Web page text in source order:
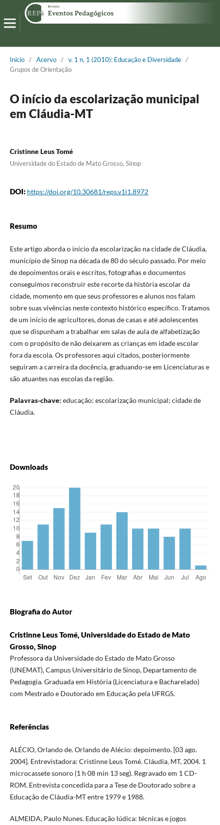
Início / Acervo / v. 1 n. 1 (2010): Educação e Diversidade /
Grupos de Orientação
O início da escolarização municipal
em Cláudia-MT
Cristinne Leus Tomé
Universidade do Estado de Mato Grosso, Sinop
DOI: https://doi.org/10.30681/reps.v1i1.8972
Resumo
Este artigo aborda o início da escolarização na cidade de Cláudia,
município de Sinop na década de 80 do século passado. Por meio
de depoimentos orais e escritos, fotografias e documentos
conseguimos reconstruir este recorte da história escolar da
cidade, momento em que seus professores e alunos nos falam
sobre suas vivências neste contexto histórico específico. Tratamos
de um início de agricultores, donas de casas e até adolescentes
que se dispunham a trabalhar em salas de aula de alfabetização
com o propósito de não deixarem as crianças em idade escolar
fora da escola. Os professores aqui citados, posteriormente
seguiram a carreira da docência, graduando-se em Licenciaturas e
são atuantes nas escolas da região.
Palavras-chave: educação; escolarização municipal; cidade de
Cláudia.
Downloads
Biografia do Autor
Cristinne Leus Tomé, Universidade do Estado de Mato
Grosso, Sinop
Professora da Universidade do Estado de Mato Grosso
(UNEMAT), Campus Universitário de Sinop, Departamento de
Pedagogia. Graduada em História (Licenciatura e Bacharelado)
com Mestrado e Doutorado em Educação pela UFRGS.
Referências
ALÉCIO, Orlando de. Orlando de Alécio: depoimento. [03 ago.
2004]. Entrevistadora: Cristinne Leus Tomé. Cláudia, MT, 2004. 1
microcassete sonoro (1 h 08 min 13 seg). Regravado em 1 CD-
ROM. Entrevista concedida para a Tese de Doutorado sobre a
Educação de Cláudia-MT entre 1979 e 1988.
ALMEIDA, Paulo Nunes. Educação lúdica: técnicas e jogos